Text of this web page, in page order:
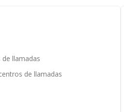
llamadas
de llamadas